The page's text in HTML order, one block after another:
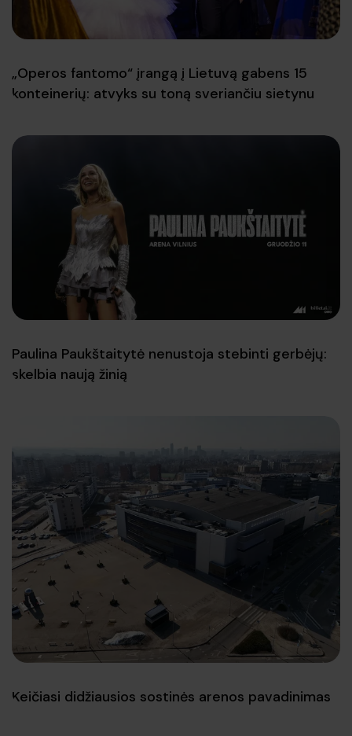
„Operos fantomo“ įrangą į Lietuvą gabens 15
konteinerių: atvyks su toną sveriančiu sietynu
Paulina Paukštaitytė nenustoja stebinti gerbėjų:
skelbia naują žinią
Keičiasi didžiausios sostinės arenos pavadinimas